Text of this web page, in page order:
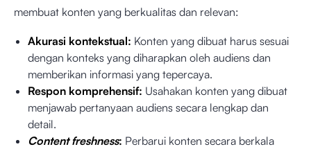
membuat konten yang berkualitas dan relevan:
Akurasi kontekstual: Konten yang dibuat harus sesuai
dengan konteks yang diharapkan oleh audiens dan
memberikan informasi yang tepercaya.
Respon komprehensif: Usahakan konten yang dibuat
menjawab pertanyaan audiens secara lengkap dan
detail.
Content freshness: Perbarui konten secara berkala